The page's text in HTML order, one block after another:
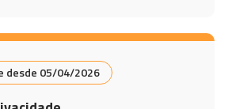
desde 05/04/2026